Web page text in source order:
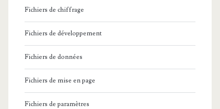
Fichiers de chiffrage
Fichiers de développement
Fichiers de données
Fichiers de mise en page
Fichiers de paramètres